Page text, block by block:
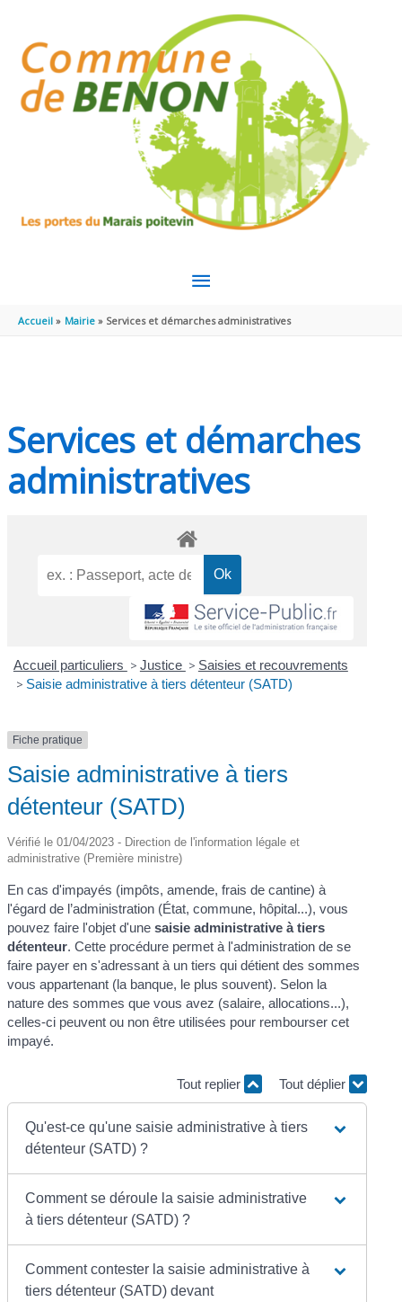
MENU
PRINCIPAL
Accueil Mairie Services et démarches administratives
Services et démarches
administratives
Accueil particuliers > Justice > Saisies et recouvrements
> Saisie administrative à tiers détenteur (SATD)
Fiche pratique
Saisie administrative à tiers
détenteur (SATD)
Vérifié le 01/04/2023 - Direction de l'information légale et
administrative (Première ministre)
En cas d'impayés (impôts, amende, frais de cantine) à
l'égard de l’administration (État, commune, hôpital...), vous
pouvez faire l'objet d'unesaisie administrative à tiers
détenteur. Cette procédure permet à l'administration de se
faire payer en s'adressant à un tiers qui détient des sommes
vous appartenant (la banque, le plus souvent). Selon la
nature des sommes que vous avez (salaire, allocations...),
celles-ci peuvent ou non être utilisées pour rembourser cet
impayé.
Tout replier Tout déplier
Qu'est-ce qu'une saisie administrative à tiers
détenteur (SATD) ?
Comment se déroule la saisie administrative
à tiers détenteur (SATD) ?
Comment contester la saisie administrative à
tiers détenteur (SATD) devant